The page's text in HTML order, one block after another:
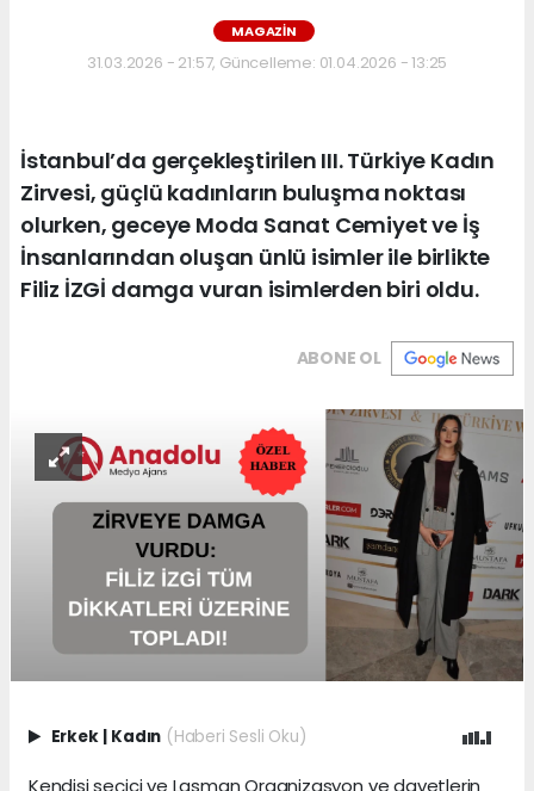
MAGAZIN
31.03.2026 - 21:57, Güncelleme: 01.04.2026 - 13:25
İstanbul’da gerçekleştirilen III. Türkiye Kadın
Zirvesi, güçlü kadınların buluşma noktası
olurken, geceye Moda Sanat Cemiyet ve İş
İnsanlarından oluşan ünlü isimler ile birlikte
Filiz İZGİ damga vuran isimlerden biri oldu.
ABONE OL
Erkek | Kadın (Haberi Sesli Oku)
Kendisi seçici ve Lasman Organizasyon ve davetlerin